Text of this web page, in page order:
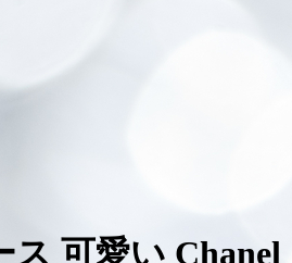
ス 可愛い